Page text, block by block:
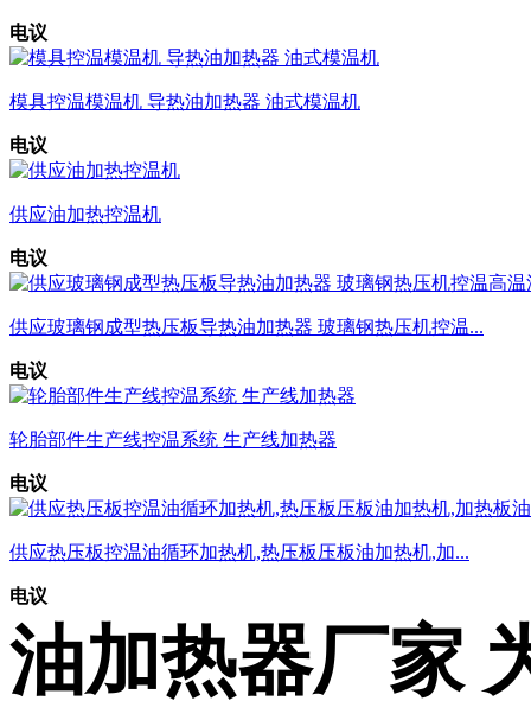
电议
模具控温模温机 导热油加热器 油式模温机
电议
供应油加热控温机
电议
供应玻璃钢成型热压板导热油加热器 玻璃钢热压机控温...
电议
轮胎部件生产线控温系统 生产线加热器
电议
供应热压板控温油循环加热机,热压板压板油加热机,加...
电议
油加热器厂家